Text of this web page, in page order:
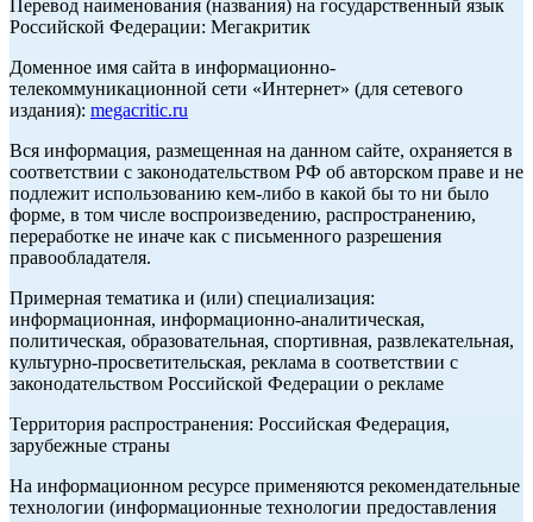
Перевод наименования (названия) на государственный язык
Российской Федерации: Мегакритик
Доменное имя сайта в информационно-
телекоммуникационной сети «Интернет» (для сетевого
издания): megacritic.ru
Вся информация, размещенная на данном сайте, охраняется в
соответствии с законодательством РФ об авторском праве и не
подлежит использованию кем-либо в какой бы то ни было
форме, в том числе воспроизведению, распространению,
переработке не иначе как с письменного разрешения
правообладателя.
Примерная тематика и (или) специализация:
информационная, информационно-аналитическая,
политическая, образовательная, спортивная, развлекательная,
культурно-просветительская, реклама в соответствии с
законодательством Российской Федерации о рекламе
Территория распространения: Российская Федерация,
зарубежные страны
На информационном ресурсе применяются рекомендательные
технологии (информационные технологии предоставления